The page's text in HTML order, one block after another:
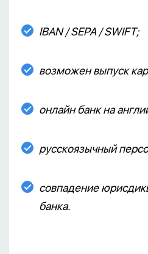
IBAN / SEPA / SWIFT;
возможен выпуск
онлайн банк на
русскоязычный
совпадение
банка.